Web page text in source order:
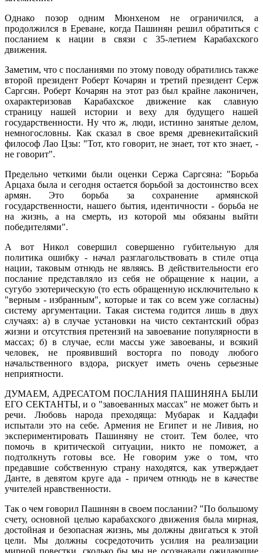
Однако позор одним Мюнхеном не ограничился, а
продолжился в Ереване, когда Пашинян решил обратиться с
посланием к нации в связи с 35-летием Карабахского
движения.
Заметим, что с посланиями по этому поводу обратились также
второй президент Роберт Кочарян и третий президент Серж
Саргсян. Роберт Кочарян на этот раз был крайне лаконичен,
охарактеризовав Карабахское движение как славную
страницу нашей истории и веху для будущего нашей
государственности. Ну что ж, люди, истинно занятые делом,
немногословны. Как сказал в свое время древнекитайский
философ Лао Цзы: "Тот, кто говорит, не знает, тот кто знает, -
не говорит".
Предельно четкими были оценки Сержа Саргсяна: "Борьба
Арцаха была и сегодня остается борьбой за достоинство всех
армян. Это борьба за сохранение армянской
государственности, нашего бытия, идентичности - борьба не
на жизнь, а на смерть, из которой мы обязаны выйти
победителями".
А вот Никол совершил совершенно губительную для
политика ошибку - начал разглагольствовать в стиле отца
нации, таковым отнюдь не являясь. В действительности его
послание представляло из себя не обращение к нации, а
сугубо эзотерическую (то есть обращенную исключительно к
"верным - избранным", которые и так со всем уже согласны)
систему аргументации. Такая система годится лишь в двух
случаях: а) в случае установки на чисто сектантский образ
жизни и отсутствия претензий на завоевание популярности в
массах; б) в случае, если массы уже завоеваны, и всякий
человек, не проявивший восторга по поводу любого
начальственного вздора, рискует иметь очень серьезные
неприятности.
ДУМАЕМ, АДРЕСАТОМ ПОСЛАНИЯ ПАШИНЯНА БЫЛИ
ЕГО СЕКТАНТЫ, и о "завоеванных массах" не может быть и
речи. Любовь народа преходяща: Мубарак и Каддафи
испытали это на себе. Армения не Египет и не Ливия, но
экспериментировать Пашиняну не стоит. Тем более, что
помочь в критической ситуации, никто не поможет, а
подтолкнуть готовы все. Не говорим уже о том, что
предавшие собственную страну находятся, как утверждает
Данте, в девятом круге ада - причем отнюдь не в качестве
учителей нравственности.
Так о чем говорил Пашинян в своем послании? "По большому
счету, основной целью карабахского движения была мирная,
достойная и безопасная жизнь, мы должны двигаться к этой
цели. Мы должны сосредоточить усилия на реализации
мирной повестки, сколько бы мы не осознавали ожидающие